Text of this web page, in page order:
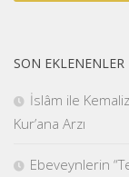
SON EKLENENLER
İslâm ile
Kur’ana Arzı
Ebeveynlerin